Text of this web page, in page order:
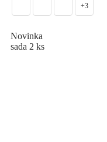
+3
Novinka
sada 2 ks